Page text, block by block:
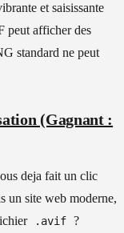
et saisissante
peut afficher des
standard ne peut
(Gagnant :
deja fait un clic
un site web moderne,
.avif ?